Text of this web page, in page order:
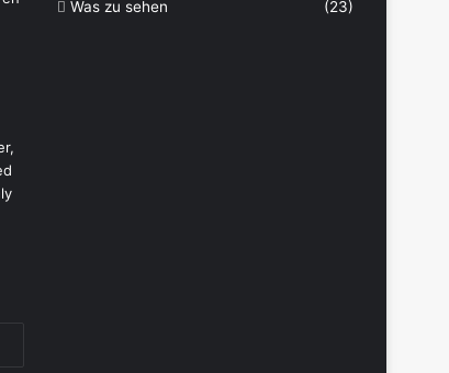
Was zu sehen
(23)